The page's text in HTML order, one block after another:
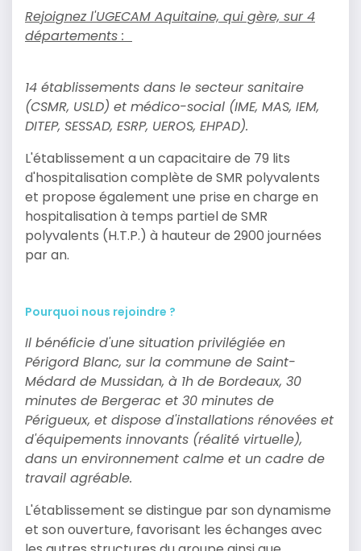
Rejoignez l'UGECAM Aquitaine, qui gère, sur 4
départements :
14 établissements dans le secteur sanitaire
(CSMR, USLD) et médico-social (IME, MAS, IEM,
DITEP, SESSAD, ESRP, UEROS, EHPAD).
L'établissement a un capacitaire de 79 lits
d'hospitalisation complète de SMR polyvalents
et propose également une prise en charge en
hospitalisation à temps partiel de SMR
polyvalents (H.T.P.) à hauteur de 2900 journées
par an.
Pourquoi nous rejoindre ?
Il bénéficie d'une situation privilégiée en
Périgord Blanc, sur la commune de Saint-
Médard de Mussidan, à 1h de Bordeaux, 30
minutes de Bergerac et 30 minutes de
Périgueux, et dispose d'installations rénovées et
d'équipements innovants (réalité virtuelle),
dans un environnement calme et un cadre de
travail agréable.
L'établissement se distingue par son dynamisme
et son ouverture, favorisant les échanges avec